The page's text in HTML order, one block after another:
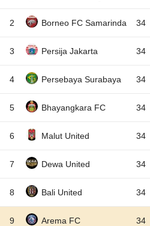
2 Borneo FC Samarinda 34
3 Persija Jakarta 34
4 Persebaya Surabaya 34
5 Bhayangkara FC 34
6 Malut United 34
7 Dewa United 34
8 Bali United 34
9 Arema FC 34